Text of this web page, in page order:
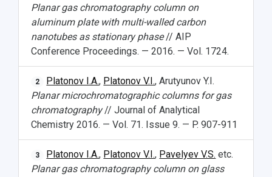
Planar gas chromatography column on
aluminum plate with multi-walled carbon
nanotubes as stationary phase// AIP
Conference Proceedings. — 2016. — Vol. 1724.
2 Platonov I.A., Platonov V.I., Arutyunov Y.I.
Planar microchromatographic columns for gas
chromatography// Journal of Analytical
Chemistry 2016. — Vol. 71. Issue 9. — P. 907-911
3 Platonov I.A., Platonov V.I., Pavelyev V.S. etc.
Planar gas chromatography column on glass